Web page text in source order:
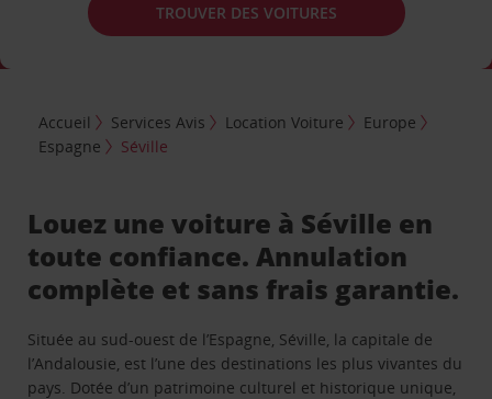
TROUVER DES VOITURES
Accueil Services Avis Location Voiture
Europe
Espagne
Séville
Louez une voiture à Séville en
toute confiance. Annulation
complète et sans frais garantie.
Située au sud-ouest de l’Espagne, Séville, la capitale de
l’Andalousie, est l’une des destinations les plus vivantes du
pays. Dotée d’un patrimoine culturel et historique unique,